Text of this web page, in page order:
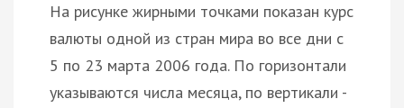
На рисунке жирными точками показан курс
валюты одной из стран мира во все дни с
5 по 23 марта 2006 года. По горизонтали
указываются числа месяца, по вертикали -